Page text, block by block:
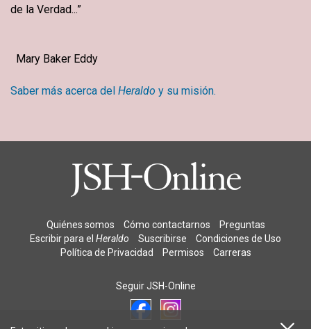
de la Verdad...”
Mary Baker Eddy
Saber más acerca del Heraldo y su misión.
Quiénes somos Cómo contactarnos
Preguntas
Escribir para el Heraldo Suscribirse
Condiciones de Uso
Política de Privacidad
Permisos Carreras
Seguir JSH-Online